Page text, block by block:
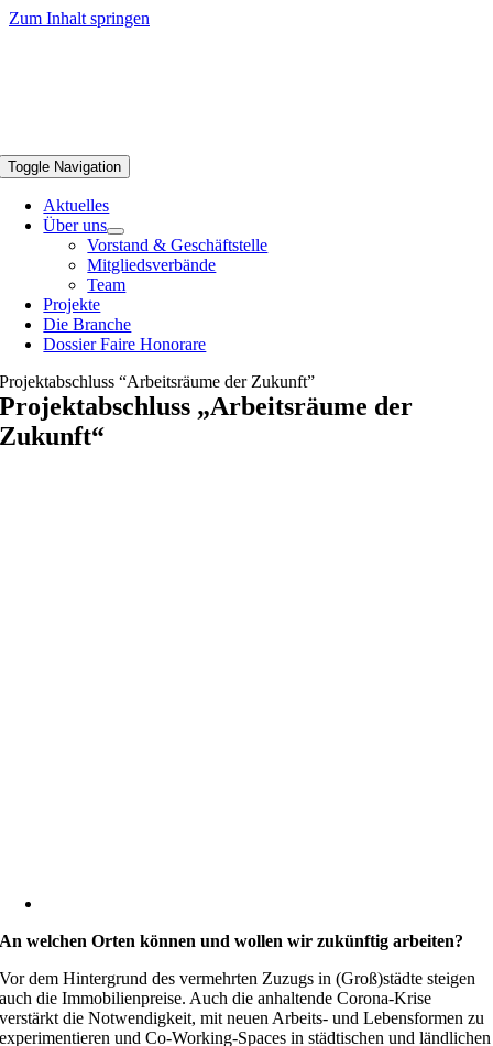
Zum Inhalt springen
Toggle Navigation
Aktuelles
Über uns
Vorstand & Geschäftstelle
Mitgliedsverbände
Team
Projekte
Die Branche
Dossier Faire Honorare
Projektabschluss “Arbeitsräume der Zukunft”
Projektabschluss „Arbeitsräume der
Zukunft“
An welchen Orten können und wollen wir zukünftig arbeiten?
Vor dem Hintergrund des vermehrten Zuzugs in (Groß)städte steigen
auch die Immobilienpreise. Auch die anhaltende Corona-Krise
verstärkt die Notwendigkeit, mit neuen Arbeits- und Lebensformen zu
experimentieren und Co-Working-Spaces in städtischen und ländlichen